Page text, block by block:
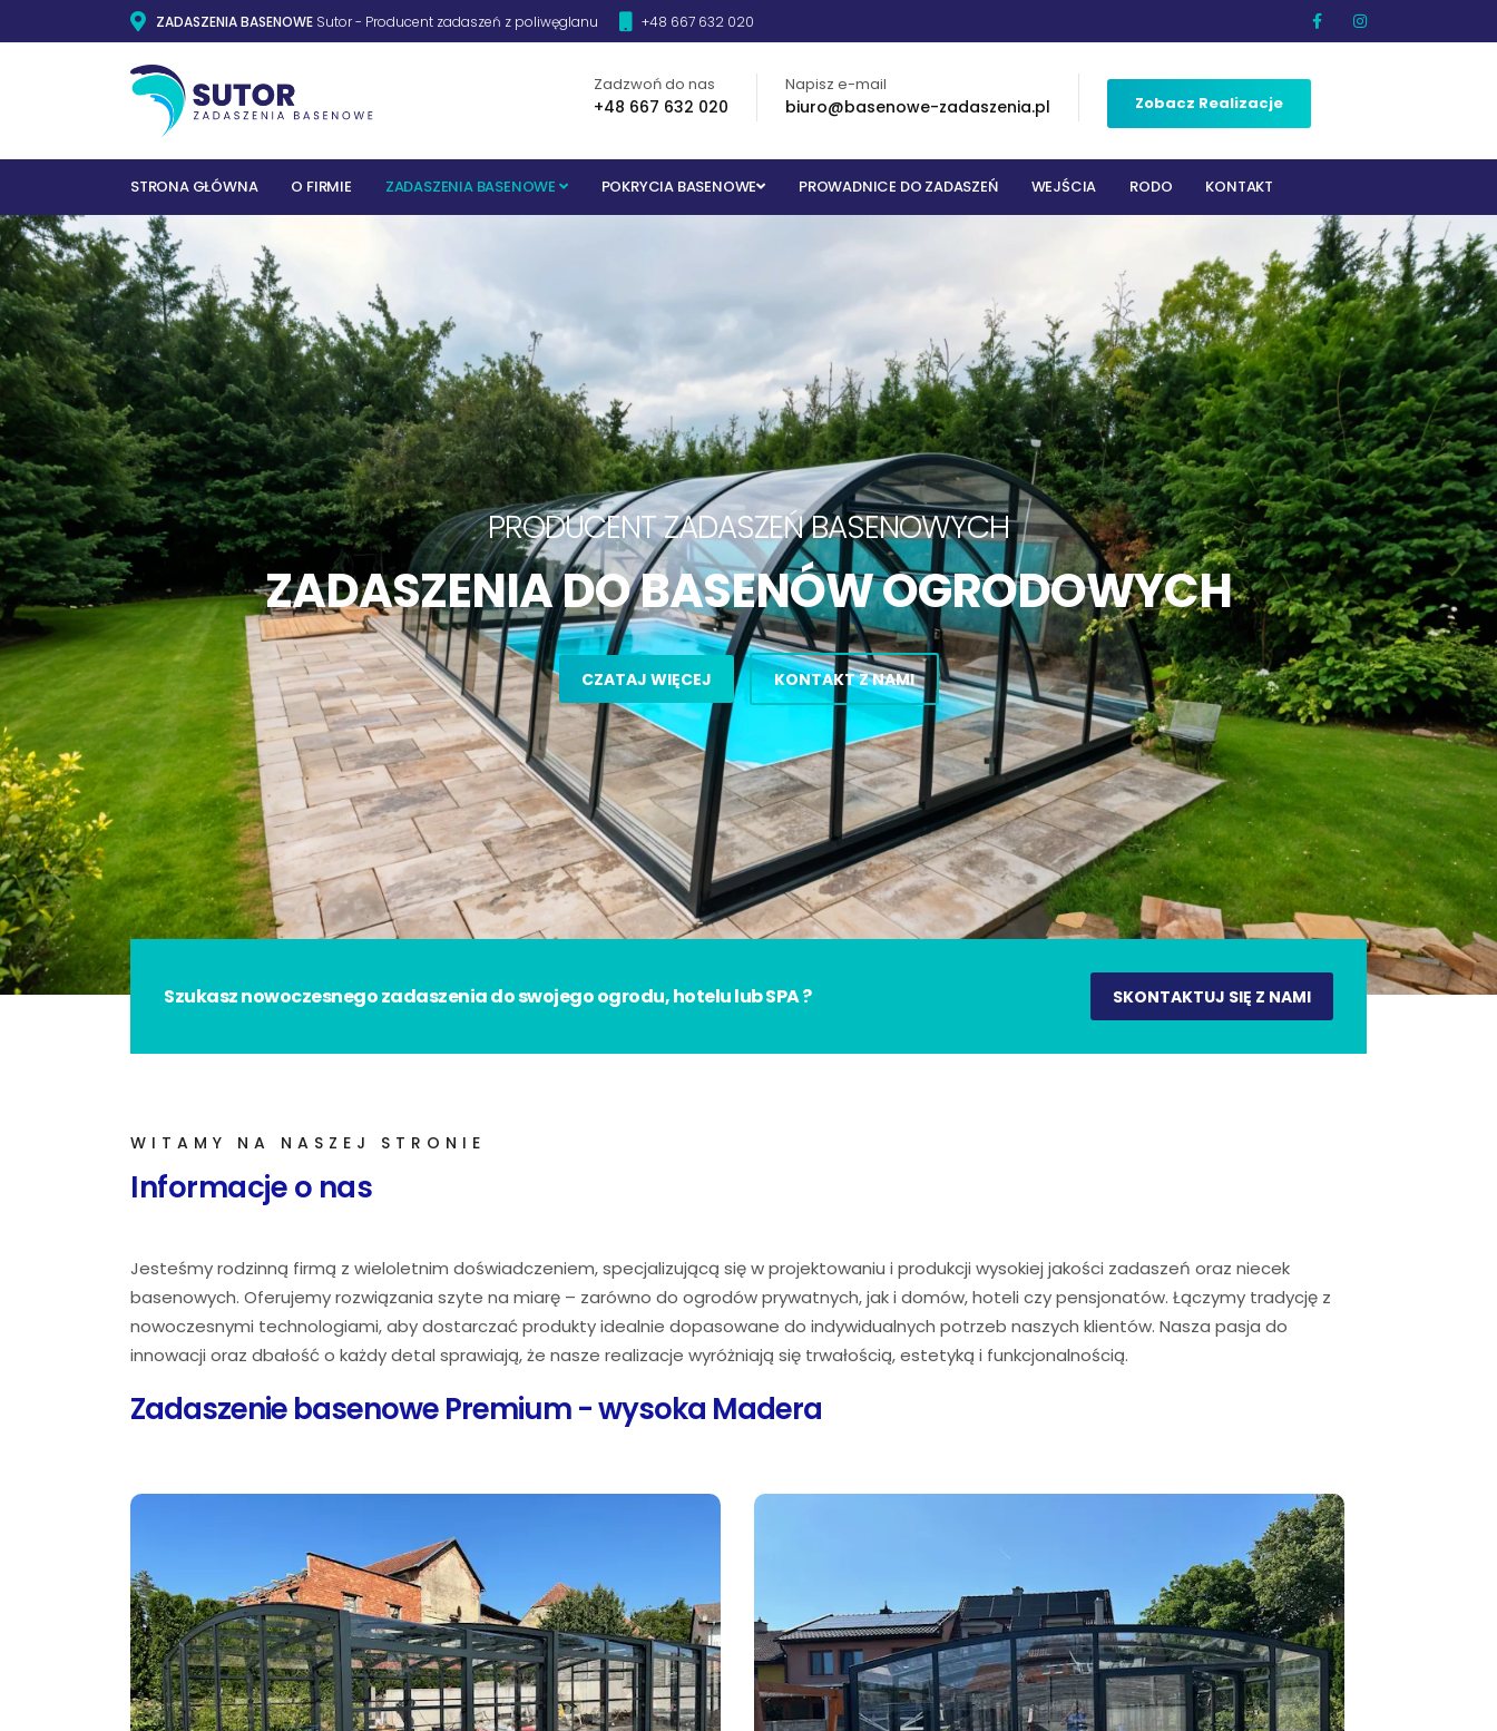
ZADASZENIA BASENOWE Sutor - Producent zadaszeń z poliwęglanu +48 667 632 020
Zadzwoń do nas
+48 667 632 020
Napisz e-mail
biuro@basenowe-zadaszenia.pl Zobacz Realizacje
STRONA GŁÓWNA O FIRMIE ZADASZENIA BASENOWE POKRYCIA BASENOWE PROWADNICE DO ZADASZEŃ WEJŚCIA RODO KONTAKT
Szukasz nowoczesnego zadaszenia do swojego ogrodu, hotelu lub SPA ? SKONTAKTUJ SIĘ Z NAMI
WITAMY NA NASZEJ STRONIE
Informacje o nas
Jesteśmy rodzinną firmą z wieloletnim doświadczeniem, specjalizującą się w projektowaniu i produkcji wysokiej jakości zadaszeń oraz niecek
basenowych. Oferujemy rozwiązania szyte na miarę – zarówno do ogrodów prywatnych, jak i domów, hoteli czy pensjonatów. Łączymy tradycję z
nowoczesnymi technologiami, aby dostarczać produkty idealnie dopasowane do indywidualnych potrzeb naszych klientów. Nasza pasja do
innowacji oraz dbałość o każdy detal sprawiają, że nasze realizacje wyróżniają się trwałością, estetyką i funkcjonalnością.
Zadaszenie basenowe Premium - wysoka Madera